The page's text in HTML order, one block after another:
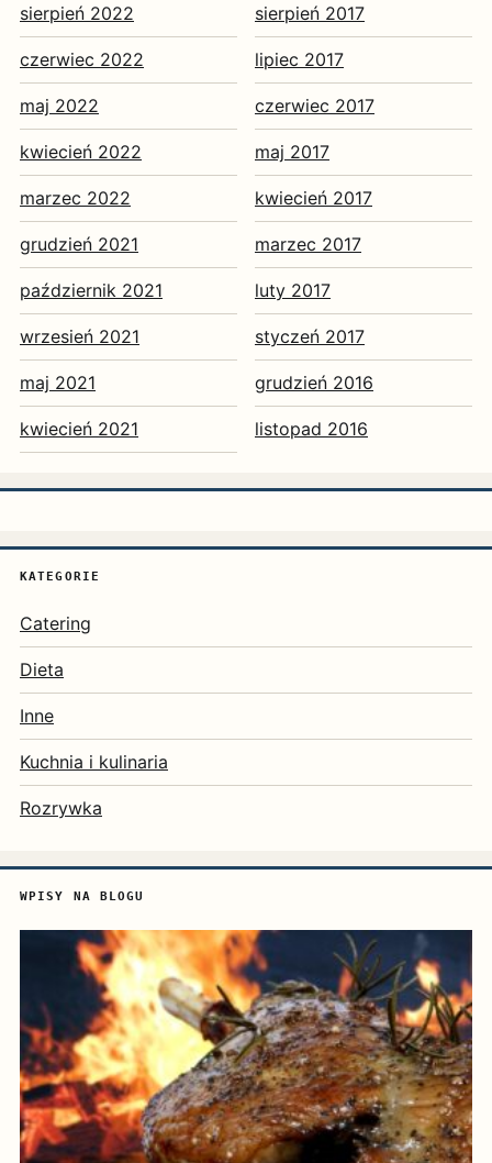
sierpień 2022
czerwiec 2022
maj 2022
kwiecień 2022
marzec 2022
grudzień 2021
październik 2021
wrzesień 2021
maj 2021
kwiecień 2021
sierpień 2017
lipiec 2017
czerwiec 2017
maj 2017
kwiecień 2017
marzec 2017
luty 2017
styczeń 2017
grudzień 2016
listopad 2016
KATEGORIE
Catering
Dieta
Inne
Kuchnia i kulinaria
Rozrywka
WPISY NA BLOGU